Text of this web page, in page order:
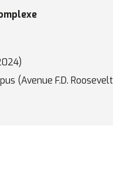
(Avenue F.D.